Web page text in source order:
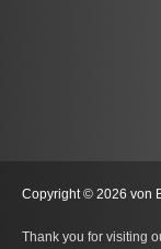
Copyright © 2026 von
Thank you for visiting